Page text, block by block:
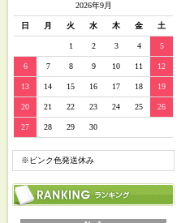
2026年9月
日 月 火 水 木 金 土
1 2 3 4 5
6 7 8 9 10 11 12
13 14 15 16 17 18 19
20 21 22 23 24 25 26
27 28 29 30
※ピンク色発送休み